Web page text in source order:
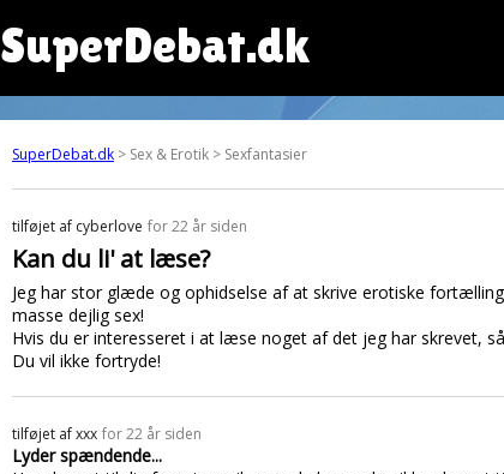
SuperDebat.dk
SuperDebat.dk > Sex & Erotik > Sexfantasier
tilføjet af cyberlove for 22 år siden
Kan du li' at læse?
Jeg har stor glæde og ophidselse af at skrive erotiske
masse dejlig sex!
Hvis du er interesseret i at læse noget af det jeg har skrevet,
Du vil ikke fortryde!
tilføjet afxxx for 22 år siden
Lyder spændende...